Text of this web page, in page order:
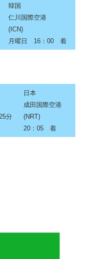
韓国
仁川国際空港
( ICN)
月曜日 16：00 着
分
日本
成田国際空港
(NRT)
20：05 着